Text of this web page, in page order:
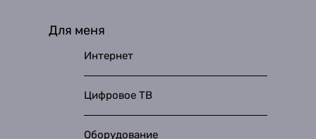
Для меня
Интернет
Цифровое ТВ
Оборудование